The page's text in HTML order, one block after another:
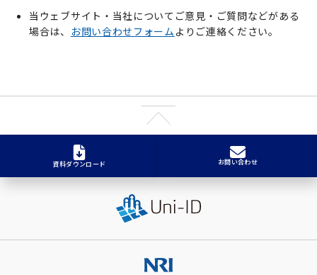
当ウェブサイト・当社についてご意見・ご質問などがある
場合は、 お問い合わせフォーム よりご連絡ください。
資料ダウンロード お問い合わせ